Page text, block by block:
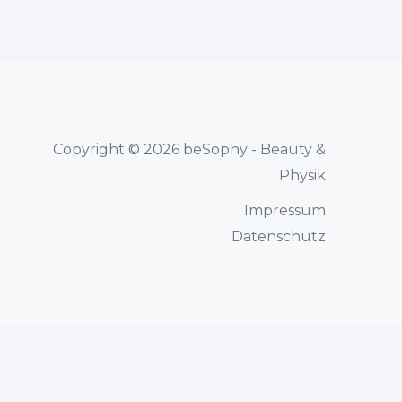
Copyright © 2026 beSophy - Beauty &
Physik
Impressum
Datenschutz